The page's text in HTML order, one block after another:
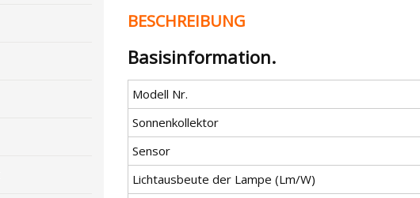
BESCHREIBUNG
Basisinformation.
Modell Nr.
Sonnenkollektor
Sensor
Lichtausbeute der Lampe (Lm/W)